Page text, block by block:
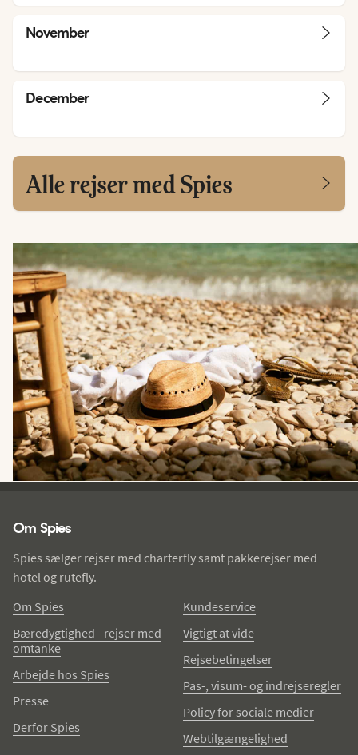
November
December
Alle rejser med Spies
Om Spies
Spies sælger rejser med charterfly samt pakkerejser med
hotel og rutefly.
Om Spies
Bæredygtighed - rejser med
omtanke
Arbejde hos Spies
Presse
Derfor Spies
Kundeservice
Vigtigt at vide
Rejsebetingelser
Pas-, visum- og indrejseregler
Policy for sociale medier
Webtilgængelighed